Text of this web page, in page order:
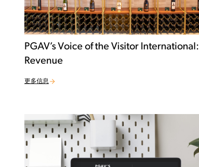
PGAV’s Voice of the Visitor International:
Revenue
更多信息